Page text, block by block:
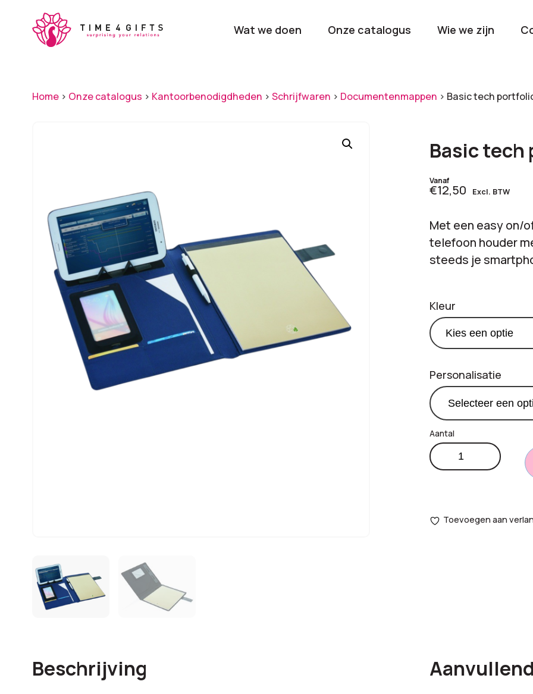
Wat we doen Onze catalogus
verrassen
flessen
tijdens elk
Wie we zijn
Home > Onze catalogus > Kantoorbenodigdheden > Schrijfwaren > Documentenmappen > Basic tech
Basic
Vanaf
€12,50 Excl. BTW
Met een easy on/
telefoon houder
steeds je
Kleur
Personalisatie
Productprijs:
opties:
Basic
tech
Toevoegen aan
Beschrijving